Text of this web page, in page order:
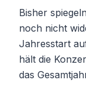
Bisher
noch nicht
Jahresstart
hält die
das